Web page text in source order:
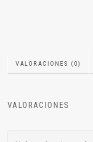
VALORACIONES (0)
VALORACIONES